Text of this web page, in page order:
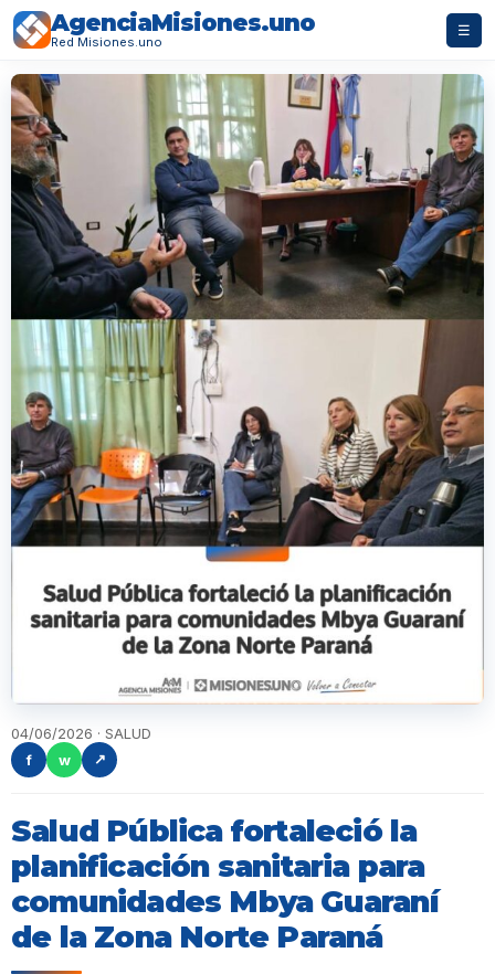
AgenciaMisiones.uno
Red Misiones.uno
☰
04/06/2026 · SALUD
f
w ↗
Salud Pública fortaleció la
planificación sanitaria para
comunidades Mbya Guaraní
de la Zona Norte Paraná